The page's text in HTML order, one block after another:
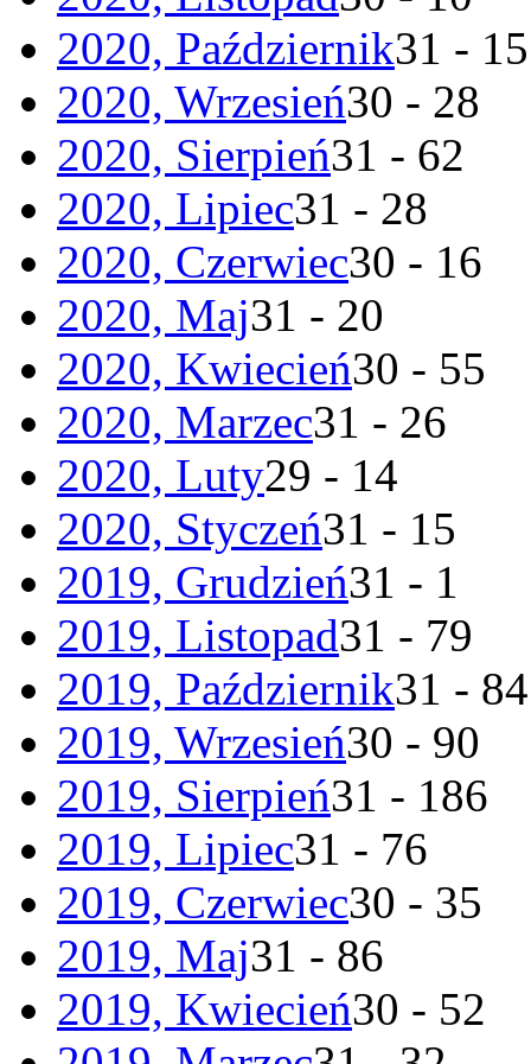
2020, Październik31 - 15
2020, Wrzesień30 - 28
2020, Sierpień31 - 62
2020, Lipiec31 - 28
2020, Czerwiec30 - 16
2020, Maj31 - 20
2020, Kwiecień30 - 55
2020, Marzec31 - 26
2020, Luty29 - 14
2020, Styczeń31 - 15
2019, Grudzień31 - 1
2019, Listopad31 - 79
2019, Październik31 - 84
2019, Wrzesień30 - 90
2019, Sierpień31 - 186
2019, Lipiec31 - 76
2019, Czerwiec30 - 35
2019, Maj31 - 86
2019, Kwiecień30 - 52